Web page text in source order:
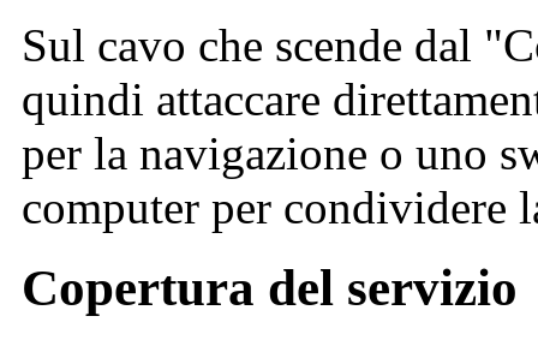
Sul cavo che scende dal
quindi attaccare
per la navigazione o uno
computer per condividere
Copertura del servizio